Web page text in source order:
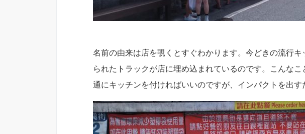
名前の由来は店を覗くとすぐわかります。今どきの流行
られたトラックが店に埋め込まれているのです。こんな
通にキッチンを付ければいいのですが、インパクトを出す